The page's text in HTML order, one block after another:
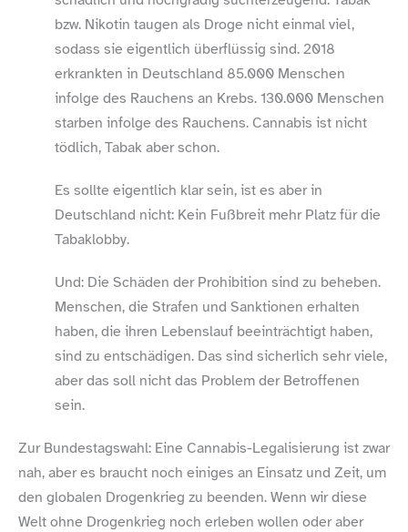
bzw. Nikotin taugen als Droge nicht einmal viel,
sodass sie eigentlich überflüssig sind. 2018
erkrankten in Deutschland 85.000 Menschen
infolge des Rauchens an Krebs. 130.000 Menschen
starben infolge des Rauchens. Cannabis ist nicht
tödlich, Tabak aber schon.
Es sollte eigentlich klar sein, ist es aber in
Deutschland nicht: Kein Fußbreit mehr Platz für die
Tabaklobby.
Und: Die Schäden der Prohibition sind zu beheben.
Menschen, die Strafen und Sanktionen erhalten
haben, die ihren Lebenslauf beeinträchtigt haben,
sind zu entschädigen. Das sind sicherlich sehr viele,
aber das soll nicht das Problem der Betroffenen
sein.
Zur Bundestagswahl: Eine Cannabis-​Legalisierung ist zwar
nah, aber es braucht noch einiges an Einsatz und Zeit, um
den globalen Drogenkrieg zu beenden. Wenn wir diese
Welt ohne Drogenkrieg noch erleben wollen oder aber